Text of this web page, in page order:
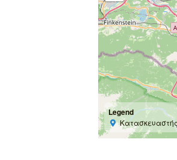
Legend
Κατασκευαστής